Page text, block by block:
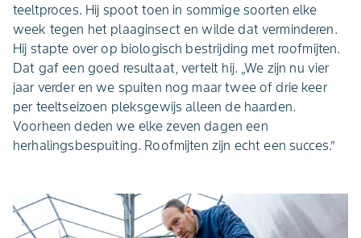
teeltproces. Hij spoot toen in sommige soorten elke
week tegen het plaaginsect en wilde dat verminderen.
Hij stapte over op biologisch bestrijding met roofmijten.
Dat gaf een goed resultaat, vertelt hij. „We zijn nu vier
jaar verder en we spuiten nog maar twee of drie keer
per teeltseizoen pleksgewijs alleen de haarden.
Voorheen deden we elke zeven dagen een
herhalingsbespuiting. Roofmijten zijn echt een succes.”